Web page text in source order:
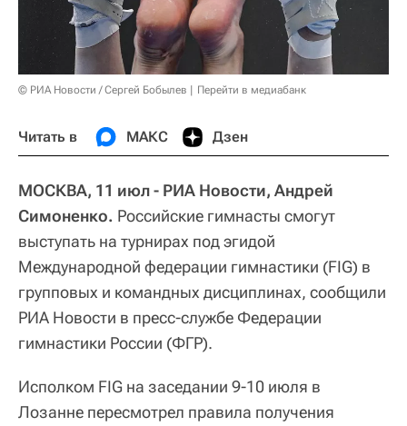
© РИА Новости / Сергей Бобылев Перейти в медиабанк
Читать в МАКС Дзен
МОСКВА, 11 июл - РИА Новости, Андрей
Симоненко. Российские гимнасты смогут
выступать на турнирах под эгидой
Международной федерации гимнастики (FIG) в
групповых и командных дисциплинах, сообщили
РИА Новости в пресс-службе Федерации
гимнастики России (ФГР).
Исполком FIG на заседании 9-10 июля в
Лозанне пересмотрел правила получения